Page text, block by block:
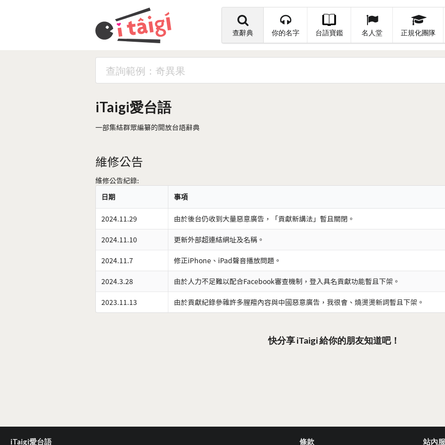
查辭典 你的名字 台語寶鑑 名人堂 正規化團隊
iTaigi愛台語
一部集結群眾編纂的開放台語辭典
維修公告
維修公告紀錄:
日期
事項
2024.11.29 由於後台仍收到大量惡意廣告，「貢獻新講法」暫且關閉。
2024.11.10 更新外部超連結網址及名稱。
2024.11.7 修正iPhone、iPad聲音播放問題。
2024.3.28 由於人力不足難以配合Facebook審查機制，登入具名貢獻功能暫且下架。
2023.11.13 由於貢獻紀錄參雜許多腥羶內容與中國惡意廣告，我很會、燒燙燙新詞暫且下架。
快分享 iTaigi 給你的朋友知道吧！
iTaigi愛台語 條款 站內